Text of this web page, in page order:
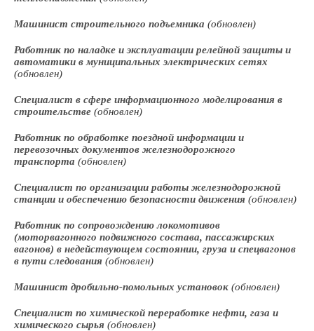
Машинист строительного подъемника (обновлен)
Работник по наладке и эксплуатации релейной защиты и
автоматики в муниципальных электрических сетях
(обновлен)
Специалист в сфере информационного моделирования в
строительстве (обновлен)
Работник по обработке поездной информации и
перевозочных документов железнодорожного
транспорта (обновлен)
Специалист по организации работы железнодорожной
станции и обеспечению безопасности движения (обновлен)
Работник по сопровождению локомотивов
(моторвагонного подвижного состава, пассажирских
вагонов) в недействующем состоянии, груза и спецвагонов
в пути следования (обновлен)
Машинист дробильно-помольных установок (обновлен)
Специалист по химической переработке нефти, газа и
химического сырья (обновлен)